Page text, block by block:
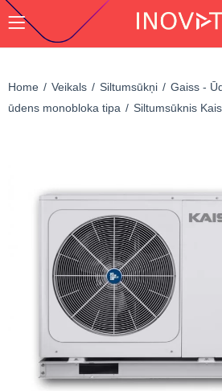
Home Veikals Siltumsūkņi Gaiss -
ūdens monobloka tipa
Siltumsūknis